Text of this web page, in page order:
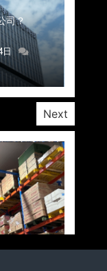
解冻品食材
送如何打通
司？
品食材流通
地实践解析
低成本如何
饮连锁如何
Next